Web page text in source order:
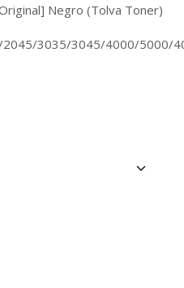
Negro (Tolva Toner)
3035/3045/4000/5000/